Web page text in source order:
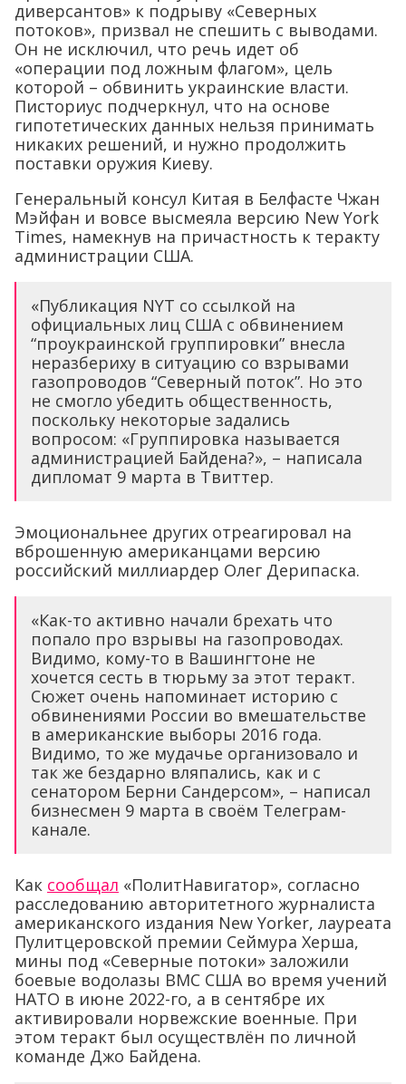
диверсантов» к подрыву «Северных
потоков», призвал не спешить с выводами.
Он не исключил, что речь идет об
«операции под ложным флагом», цель
которой – обвинить украинские власти.
Писториус подчеркнул, что на основе
гипотетических данных нельзя принимать
никаких решений, и нужно продолжить
поставки оружия Киеву.
Генеральный консул Китая в Белфасте Чжан
Мэйфан и вовсе высмеяла версию New York
Times, намекнув на причастность к теракту
администрации США.
«Публикация NYT со ссылкой на
официальных лиц США с обвинением
“проукраинской группировки” внесла
неразбериху в ситуацию со взрывами
газопроводов “Северный поток”. Но это
не смогло убедить общественность,
поскольку некоторые задались
вопросом: «Группировка называется
администрацией Байдена?», – написала
дипломат 9 марта в Твиттер.
Эмоциональнее других отреагировал на
вброшенную американцами версию
российский миллиардер Олег Дерипаска.
«Как-то активно начали брехать что
попало про взрывы на газопроводах.
Видимо, кому-то в Вашингтоне не
хочется сесть в тюрьму за этот теракт.
Сюжет очень напоминает историю с
обвинениями России во вмешательстве
в американские выборы 2016 года.
Видимо, то же мудачье организовало и
так же бездарно вляпались, как и с
сенатором Берни Сандерсом», – написал
бизнесмен 9 марта в своём Телеграм-
канале.
Как сообщал «ПолитНавигатор», согласно
расследованию авторитетного журналиста
американского издания New Yorker, лауреата
Пулитцеровской премии Сеймура Херша,
мины под «Северные потоки» заложили
боевые водолазы ВМС США во время учений
НАТО в июне 2022-го, а в сентябре их
активировали норвежские военные. При
этом теракт был осуществлён по личной
команде Джо Байдена.